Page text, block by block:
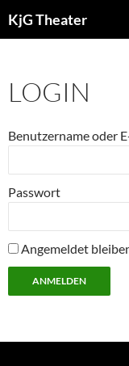
Inhalt
KjG Theater
LOGIN
Benutzername oder
Passwort
Angemeldet